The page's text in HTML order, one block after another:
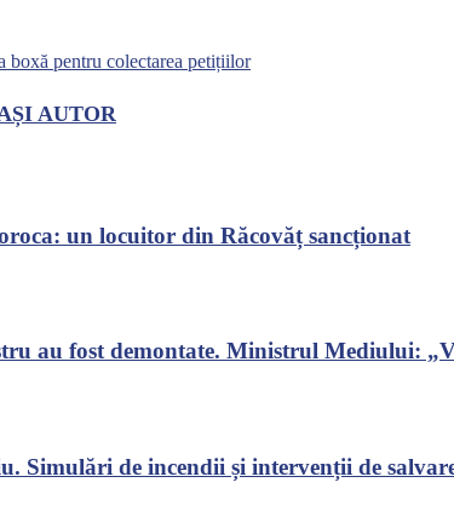
boxă pentru colectarea petițiilor
AUTOR
un locuitor din Răcovăț sancționat
au fost demontate. Ministrul Mediului:
Simulări de incendii și intervenții de